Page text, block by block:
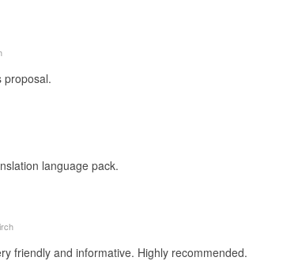
proposal.
language pack.
friendly and informative. Highly recommended.